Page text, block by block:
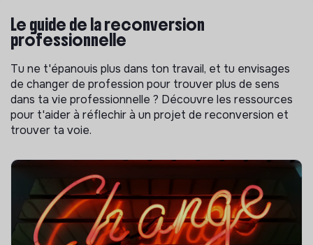
Le guide de la reconversion
professionnelle
Tu ne t'épanouis plus dans ton travail, et tu envisages
de changer de profession pour trouver plus de sens
dans ta vie professionnelle ? Découvre les ressources
pour t'aider à réflechir à un projet de reconversion et
trouver ta voie.